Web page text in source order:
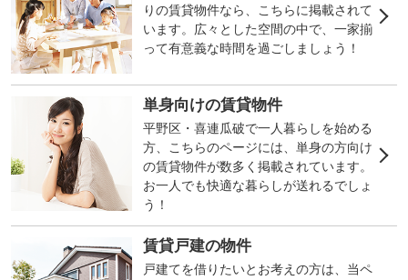
りの賃貸物件なら、こちらに掲載されて
います。広々とした空間の中で、一家揃
って有意義な時間を過ごしましょう！
単身向けの賃貸物件
平野区・喜連瓜破で一人暮らしを始める
方、こちらのページには、単身の方向け
の賃貸物件が数多く掲載されています。
お一人でも快適な暮らしが送れるでしょ
う！
賃貸戸建の物件
戸建てを借りたいとお考えの方は、当ペ